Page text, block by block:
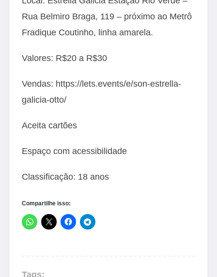
Rua Belmiro Braga, 119 – próximo ao Metrô
Fradique Coutinho, linha amarela.
Valores: R$20 a R$30
Vendas: https://lets.events/e/son-estrella-
galicia-otto/
Aceita cartões
Espaço com acessibilidade
Classificação: 18 anos
Compartilhe isso:
Tags: